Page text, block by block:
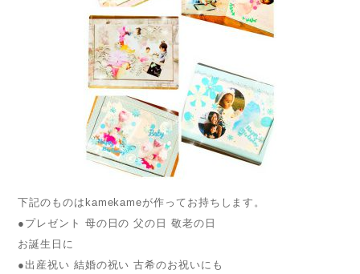
下記のものはkamekameが作ってお持ちします。
●プレゼント 母の日の 父の日 敬老の日
お誕生日に
●出産祝い 結婚の祝い 古希のお祝いにも